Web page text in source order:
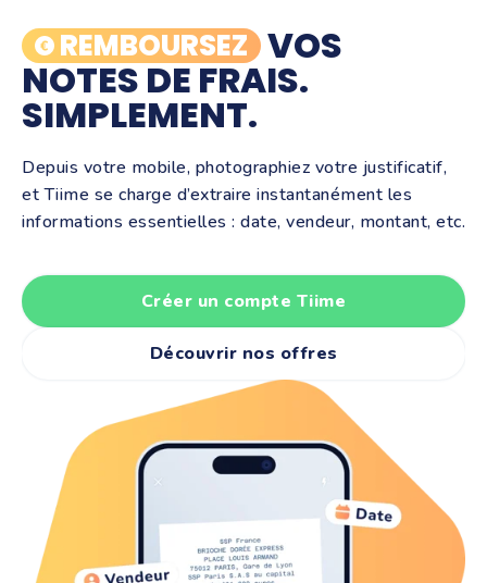
REMBOURSEZ VOS
NOTES DE FRAIS.
SIMPLEMENT.
Depuis votre mobile, photographiez votre justificatif,
et Tiime se charge d’extraire instantanément les
informations essentielles : date, vendeur, montant, etc.
Créer un compte Tiime
Découvrir nos offres